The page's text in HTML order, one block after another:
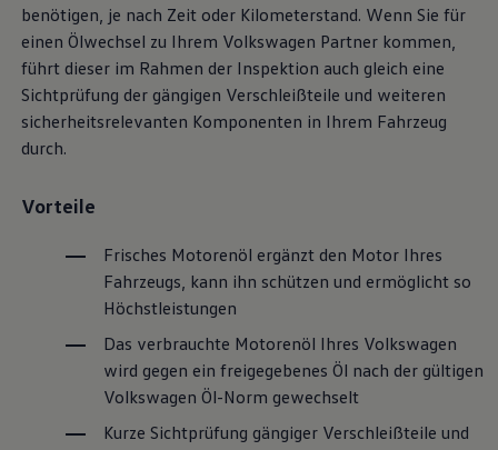
benötigen, je nach Zeit oder Kilometerstand. Wenn Sie für
einen Ölwechsel zu Ihrem Volkswagen Partner kommen,
führt dieser im Rahmen der Inspektion auch gleich eine
Sichtprüfung der gängigen Verschleißteile und weiteren
sicherheitsrelevanten Komponenten in Ihrem Fahrzeug
durch.
Vorteile
Frisches Motorenöl ergänzt den Motor Ihres
Fahrzeugs, kann ihn schützen und ermöglicht so
Höchstleistungen
Das verbrauchte Motorenöl Ihres Volkswagen
wird gegen ein freigegebenes Öl nach der gültigen
Volkswagen Öl-Norm gewechselt
Kurze Sichtprüfung gängiger Verschleißteile und